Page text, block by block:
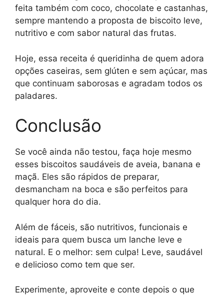
feita também com coco, chocolate e castanhas,
sempre mantendo a proposta de biscoito leve,
nutritivo e com sabor natural das frutas.
Hoje, essa receita é queridinha de quem adora
opções caseiras, sem glúten e sem açúcar, mas
que continuam saborosas e agradam todos os
paladares.
Conclusão
Se você ainda não testou, faça hoje mesmo
esses biscoitos saudáveis de aveia, banana e
maçã. Eles são rápidos de preparar,
desmancham na boca e são perfeitos para
qualquer hora do dia.
Além de fáceis, são nutritivos, funcionais e
ideais para quem busca um lanche leve e
natural. E o melhor: sem culpa! Leve, saudável
e delicioso como tem que ser.
Experimente, aproveite e conte depois o que